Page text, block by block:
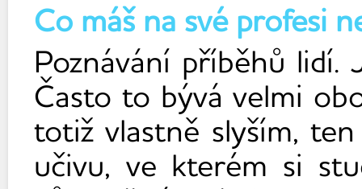
Co máš na své profesi
Poznávání příběhů lidí.
Často to bývá velmi
totiž vlastně slyším,
učivu, ve kterém si